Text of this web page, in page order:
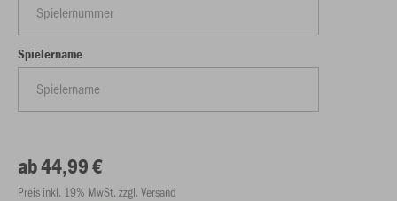
Spielername
ab 44,99 €
Preis inkl. 19% MwSt. zzgl. Versand